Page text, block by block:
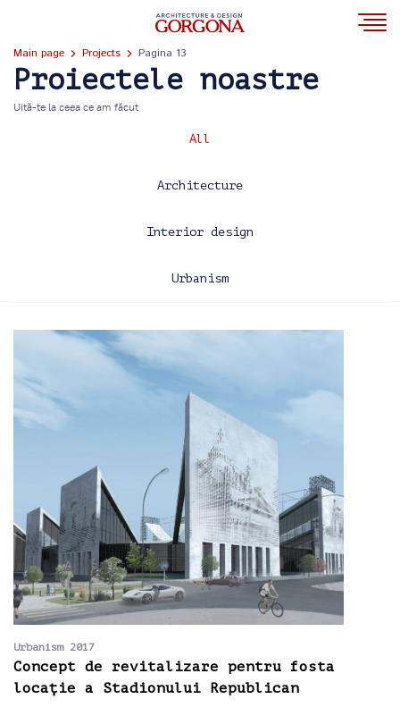
Main page Projects Pagina 13
Proiectele noastre
Uită-te la ceea ce am făcut
All
Architecture
Interior design
Urbanism
Urbanism 2017
Concept de revitalizare pentru fosta
locație a Stadionului Republican